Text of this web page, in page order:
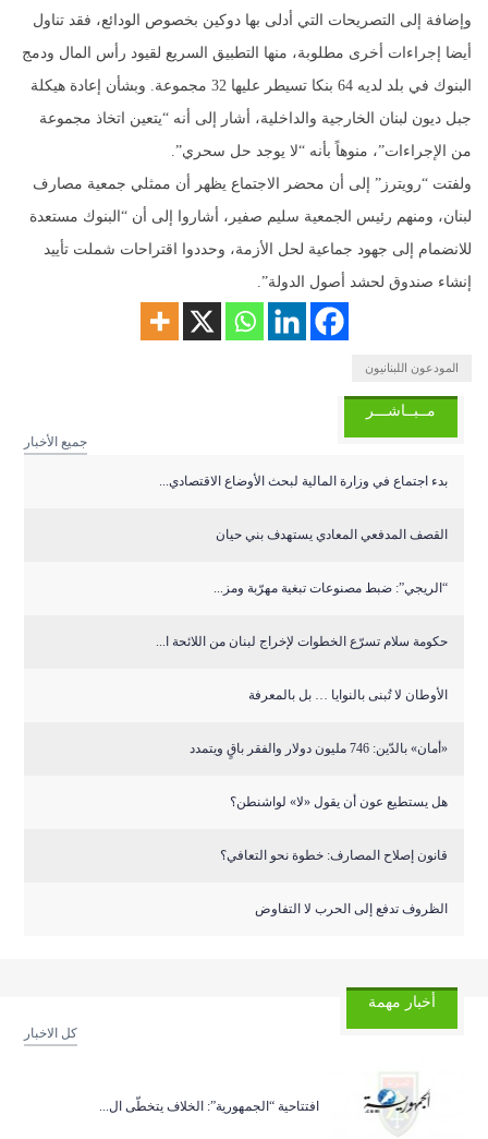
وإضافة إلى التصريحات التي أدلى بها دوكين بخصوص الودائع، فقد تناول
أيضا إجراءات أخرى مطلوبة، منها التطبيق السريع لقيود رأس المال ودمج
البنوك في بلد لديه 64 بنكا تسيطر عليها 32 مجموعة. وبشأن إعادة هيكلة
جبل ديون لبنان الخارجية والداخلية، أشار إلى أنه “يتعين اتخاذ مجموعة
من الإجراءات”، منوهاً بأنه “لا يوجد حل سحري”.
ولفتت “رويترز” إلى أن محضر الاجتماع يظهر أن ممثلي جمعية مصارف
لبنان، ومنهم رئيس الجمعية سليم صفير، أشاروا إلى أن “البنوك مستعدة
للانضمام إلى جهود جماعية لحل الأزمة، وحددوا اقتراحات شملت تأييد
إنشاء صندوق لحشد أصول الدولة”.
المودعون اللبنانيون
مــبــاشـــر
جميع الأخبار
بدء اجتماع في وزارة المالية لبحث الأوضاع الاقتصادي...
القصف المدفعي المعادي يستهدف بني حيان
“الريجي”: ضبط مصنوعات تبغية مهرّبة ومز...
حكومة سلام تسرّع الخطوات لإخراج لبنان من اللائحة ا...
الأوطان لا تُبنى بالنوايا … بل بالمعرفة
«أمان» بالدّين: 746 مليون دولار والفقر باقٍ ويتمدد
هل يستطيع عون أن يقول «لا» لواشنطن؟
قانون إصلاح المصارف: خطوة نحو التعافي؟
الظروف تدفع إلى الحرب لا التفاوض
أخبار مهمة
كل الاخبار
افتتاحية “الجمهورية”: الخلاف يتخطّى ال...